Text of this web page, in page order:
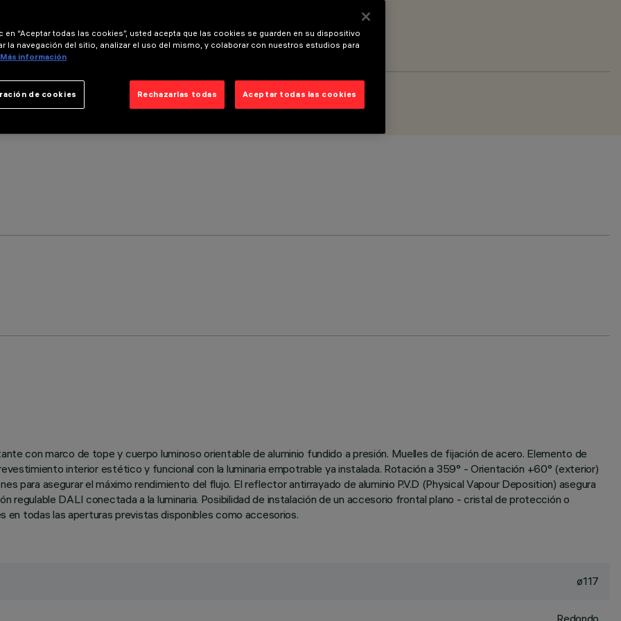
con marco de tope y cuerpo luminoso orientable de aluminio fundido a presión. Muelles de fijación de acero. Elemento de
interior estético y funcional con la luminaria empotrable ya instalada. Rotación a 359° - Orientación +60° (exterior)
para asegurar el máximo rendimiento del flujo. El reflector antirrayado de aluminio P.V.D (Physical Vapour Deposition) asegura
regulable DALI conectada a la luminaria. Posibilidad de instalación de un accesorio frontal plano - cristal de protección o
todas las aperturas previstas disponibles como accesorios.
ø117
Redondo
en “Aceptar todas las cookies”, usted acepta que las cookies se guarden en su dispositivo
la navegación del sitio, analizar el uso del mismo, y colaborar con nuestros estudios para
Más información
Rechazarlas todas Aceptar todas las cookies
de cookies